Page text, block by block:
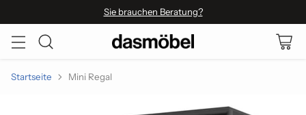
Sie brauchen Beratung?
Startseite Mini Regal